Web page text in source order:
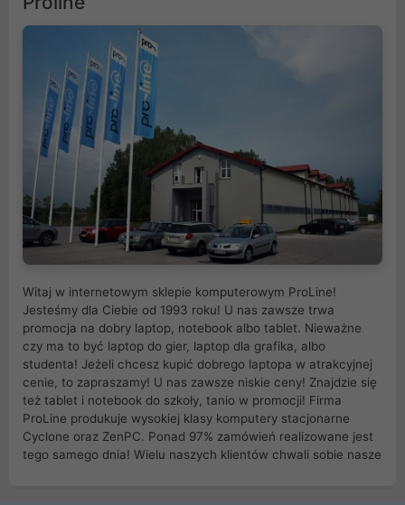
Witaj w internetowym sklepie komputerowym ProLine!
Jesteśmy dla Ciebie od 1993 roku! U nas zawsze trwa
promocja na dobry laptop, notebook albo tablet. Nieważne
czy ma to być laptop do gier, laptop dla grafika, albo
studenta! Jeżeli chcesz kupić dobrego laptopa w atrakcyjnej
cenie, to zapraszamy! U nas zawsze niskie ceny! Znajdzie się
też tablet i notebook do szkoły, tanio w promocji! Firma
ProLine produkuje wysokiej klasy komputery stacjonarne
Cyclone oraz ZenPC. Ponad 97% zamówień realizowane jest
tego samego dnia! Wielu naszych klientów chwali sobie nasze